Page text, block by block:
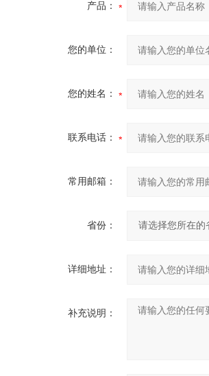
产品：
您的单位：
您的姓名：
联系电话：
常用邮箱：
省份：
详细地址：
补充说明：